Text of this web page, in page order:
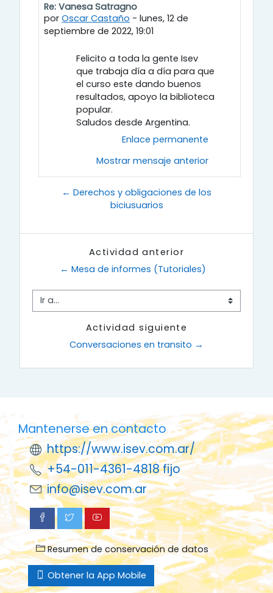
En respuesta a Vanesa Rut Satragno
Re: Vanesa Satragno
porOscar Castaño -lunes, 12 de
septiembre de 2022, 19:01
Felicito a toda la gente Isev
que trabaja día a día para que
el curso este dando buenos
resultados, apoyo la biblioteca
popular.
Saludos desde Argentina.
Enlace permanente
Mostrar mensaje anterior
← Derechos y obligaciones de los
biciusuarios
Actividad anterior
← Mesa de informes (Tutoriales)
Ir a...
Actividad siguiente
Conversaciones en transito →
Mantenerse en contacto
https://www.isev.com.ar/
+54-011-4361-4818 fijo
info@isev.com.ar
Resumen de conservación de datos
Obtener la App Mobile